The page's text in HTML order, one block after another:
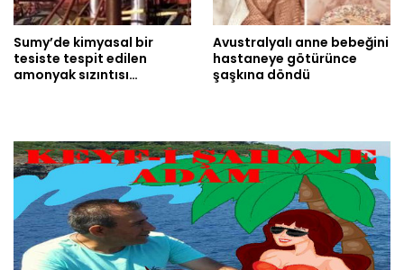
Sumy’de kimyasal bir
tesiste tespit edilen
amonyak sızıntısı…
Avustralyalı anne bebeğini
hastaneye götürünce
şaşkına döndü